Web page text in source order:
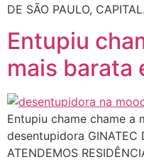
DE SÃO PAULO,
Entupiu
mais barata
Entupiu chame chame a
desentupidora GINATEC
ATENDEMOS